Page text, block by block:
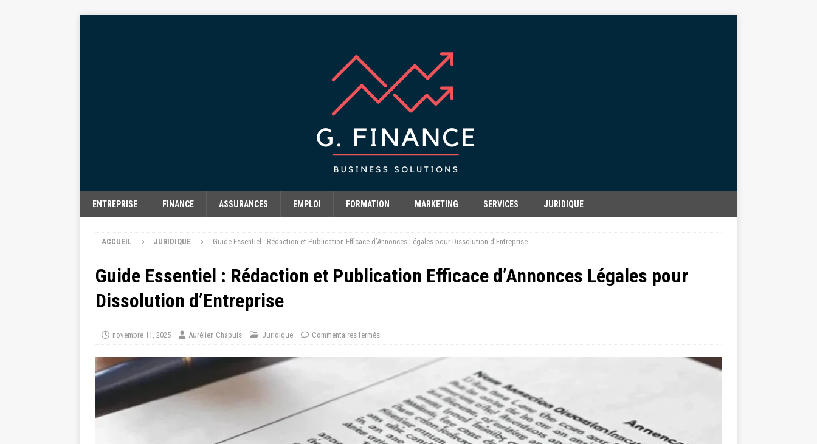
ENTREPRISE FINANCE ASSURANCES EMPLOI FORMATION MARKETING SERVICES JURIDIQUE
ACCUEIL JURIDIQUE Guide Essentiel : Rédaction et Publication Efficace d’Annonces Légales pour Dissolution d’Entreprise
Guide Essentiel : Rédaction et Publication Efficace d’Annonces Légales pour
Dissolution d’Entreprise
novembre 11, 2025 Aurélien Chapuis Juridique Commentaires fermés